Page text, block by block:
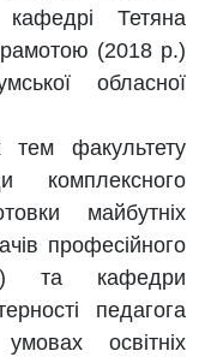
кафедрі Тетяна
(2018 р.)
обласної
факультету
комплексного
майбутніх
професійного
та кафедри
педагога
освітніх